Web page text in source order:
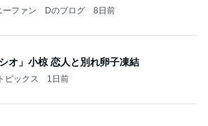
ーファン Dのブログ 8日前
シオ」小椋 恋人と別れ卵子凍結
ピックス 1日前